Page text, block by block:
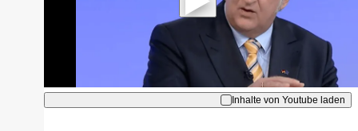
Hinweise dazu erhalten Sie in der
Datenschutzerklärung.
Akzeptieren
Inhalte von Youtube laden